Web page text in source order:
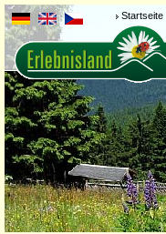
Startseite